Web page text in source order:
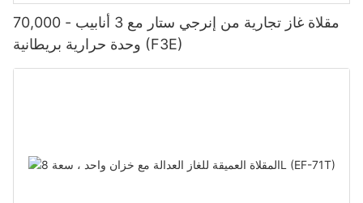
مقلاة غاز تجارية من إنرجي ستار مع 3 أنابيب - 70,000
وحدة حرارية بريطانية (F3E)